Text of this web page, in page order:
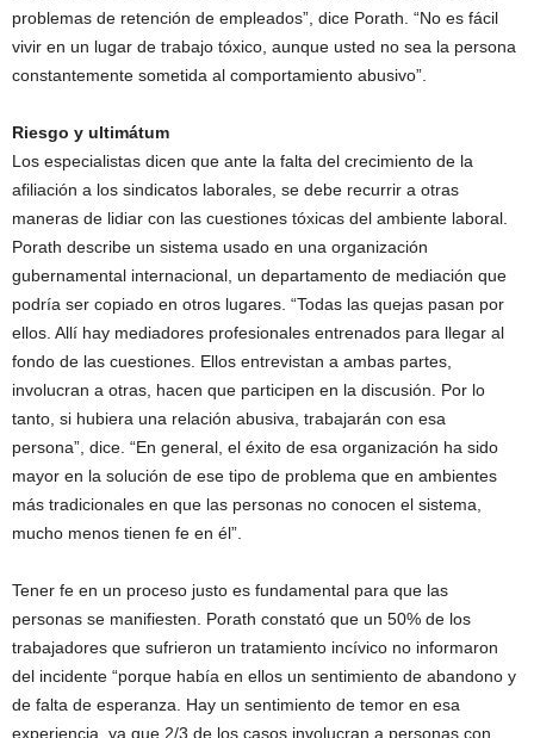
problemas de retención de empleados”, dice Porath. “No es fácil
vivir en un lugar de trabajo tóxico, aunque usted no sea la persona
constantemente sometida al comportamiento abusivo”.
Riesgo y ultimátum
Los especialistas dicen que ante la falta del crecimiento de la
afiliación a los sindicatos laborales, se debe recurrir a otras
maneras de lidiar con las cuestiones tóxicas del ambiente laboral.
Porath describe un sistema usado en una organización
gubernamental internacional, un departamento de mediación que
podría ser copiado en otros lugares. “Todas las quejas pasan por
ellos. Allí hay mediadores profesionales entrenados para llegar al
fondo de las cuestiones. Ellos entrevistan a ambas partes,
involucran a otras, hacen que participen en la discusión. Por lo
tanto, si hubiera una relación abusiva, trabajarán con esa
persona”, dice. “En general, el éxito de esa organización ha sido
mayor en la solución de ese tipo de problema que en ambientes
más tradicionales en que las personas no conocen el sistema,
mucho menos tienen fe en él”.
Tener fe en un proceso justo es fundamental para que las
personas se manifiesten. Porath constató que un 50% de los
trabajadores que sufrieron un tratamiento incívico no informaron
del incidente “porque había en ellos un sentimiento de abandono y
de falta de esperanza. Hay un sentimiento de temor en esa
experiencia, ya que 2/3 de los casos involucran a personas con